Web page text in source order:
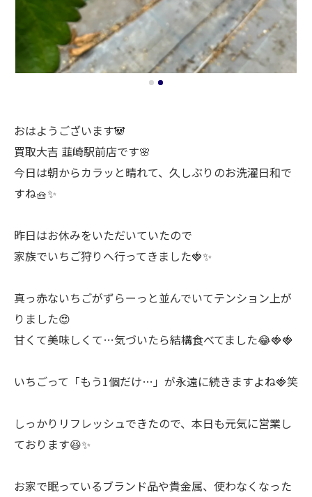
おはようございます🐼
買取大吉 韮崎駅前店です🌸
今日は朝からカラッと晴れて、久しぶりのお洗濯日和で
すね🧺✨
昨日はお休みをいただいていたので
家族でいちご狩りへ行ってきました🍓✨
真っ赤ないちごがずらーっと並んでいてテンション上が
りました😍
甘くて美味しくて…気づいたら結構食べてました😂🍓🍓
いちごって「もう1個だけ…」が永遠に続きますよね🍓笑
しっかりリフレッシュできたので、本日も元気に営業し
ております😆✨
お家で眠っているブランド品や貴金属、使わなくなった